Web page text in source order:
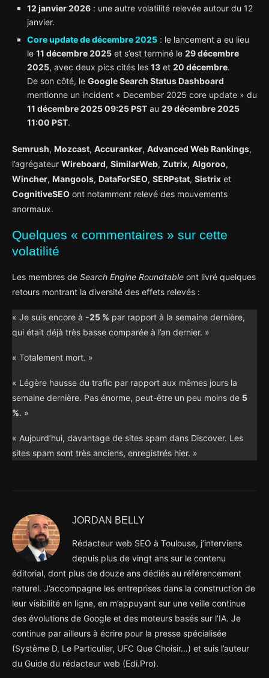
12 janvier 2026 : une autre volatilité relevée autour du 12
janvier.
Core update de décembre 2025 : le lancement a eu lieu
le 11 décembre 2025 et s’est terminé le 29 décembre
2025, avec deux pics cités les 13 et 20 décembre.
De son côté, le Google Search Status Dashboard
mentionne un incident « December 2025 core update » du
11 décembre 2025 09:25 PST au 29 décembre 2025
11:00 PST.
Semrush, Mozcast, Accuranker, Advanced Web Rankings,
l’agrégateur Wireboard, SimilarWeb, Zutrix, Algoroo,
Wincher, Mangools, DataForSEO, SERPstat, Sistrix et
CognitiveSEO ont notamment relevé des mouvements
anormaux.
Quelques « commentaires » sur cette
volatilité
Les membres de Search Engine Roundtable ont livré quelques
retours montrant la diversité des effets relevés :
« Je suis encore à -25 % par rapport à la semaine dernière,
qui était déjà très basse comparée à l’an dernier. »
« Totalement mort. »
« Légère hausse du trafic par rapport aux mêmes jours la
semaine dernière. Pas énorme, peut-être un peu moins de 5
%. »
« Aujourd’hui, davantage de sites spam dans Discover. Les
sites spam sont très anciens, enregistrés hier. »
JORDAN BELLY
Rédacteur web SEO à Toulouse, j’interviens
depuis plus de vingt ans sur le contenu
éditorial, dont plus de douze ans dédiés au référencement
naturel. J’accompagne les entreprises dans la construction de
leur visibilité en ligne, en m’appuyant sur une veille continue
des évolutions de Google et des moteurs basés sur l’IA. Je
continue par ailleurs à écrire pour la presse spécialisée
(Système D, Le Particulier, UFC Que Choisir…) et suis l’auteur
du Guide du rédacteur web (Edi.Pro).